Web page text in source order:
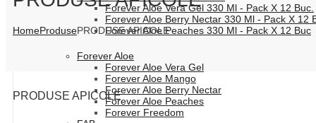
Forever Aloe Vera Gel 330 Ml - Pack X 12 Buc.
Forever Aloe Berry Nectar 330 Ml - Pack X 12
Forever Aloe Peaches 330 Ml - Pack X 12 Buc
Forever Aloe
Forever Aloe Vera Gel
Forever Aloe Mango
Forever Aloe Berry Nectar
Forever Aloe Peaches
Forever Freedom
HomeProdusePRODUSE APICOLE
PRODUSE APICOLE